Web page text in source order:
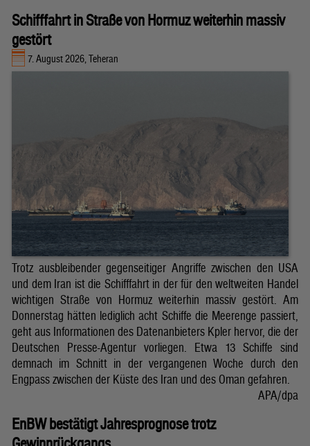
Schifffahrt in Straße von Hormuz weiterhin massiv
gestört
7. August 2026, Teheran
Trotz ausbleibender gegenseitiger Angriffe zwischen den USA
und dem Iran ist die Schifffahrt in der für den weltweiten Handel
wichtigen Straße von Hormuz weiterhin massiv gestört. Am
Donnerstag hätten lediglich acht Schiffe die Meerenge passiert,
geht aus Informationen des Datenanbieters Kpler hervor, die der
Deutschen Presse-Agentur vorliegen. Etwa 13 Schiffe sind
demnach im Schnitt in der vergangenen Woche durch den
Engpass zwischen der Küste des Iran und des Oman gefahren.
APA/dpa
EnBW bestätigt Jahresprognose trotz